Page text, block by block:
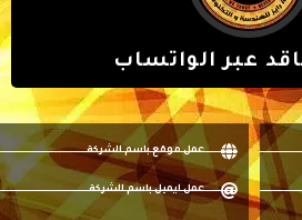
عبر الواتساب
عمل موقع باسم الشركة
عمل ايميل باسم الشركة